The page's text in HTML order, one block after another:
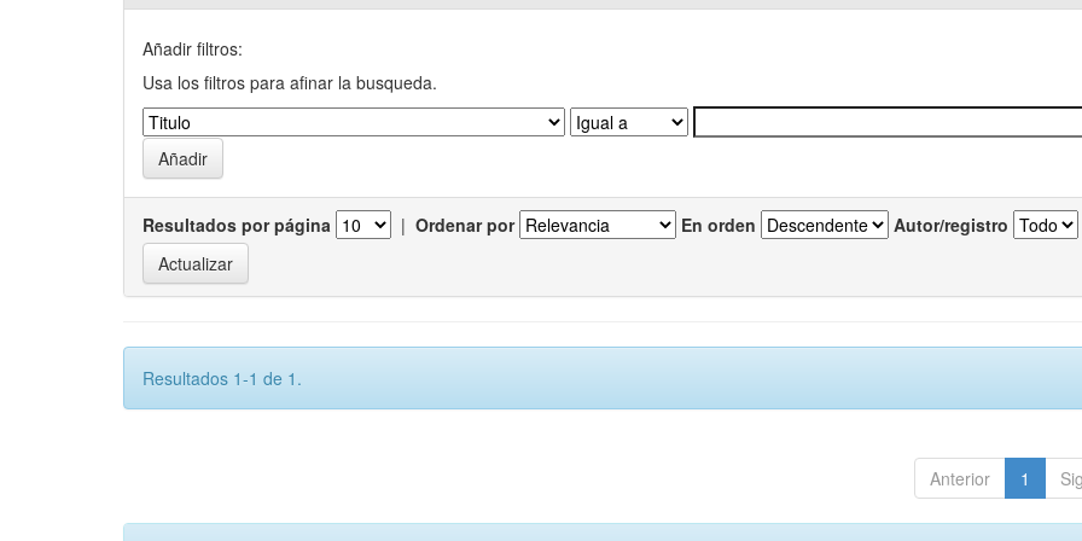
Añadir filtros:
Usa los filtros para afinar la busqueda.
Resultados por página | Ordenar por En orden Autor/registro
Resultados 1-1 de 1.
Anterior 1